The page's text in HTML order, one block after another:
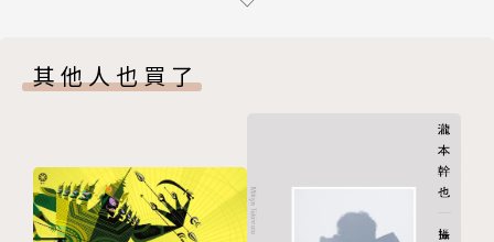
第7 天 補光！影像效果大不同 P.129
其他人也買了